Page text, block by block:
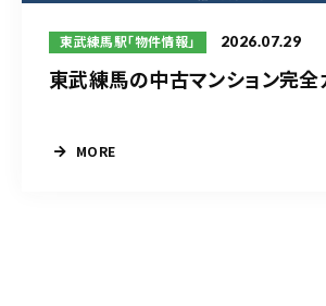
東武練馬駅「物件情報」 2026.07.29
東武練馬の中古マンション完全
MORE